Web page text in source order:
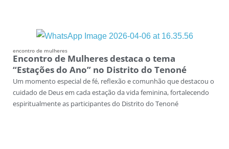
encontro de mulheres
Encontro de Mulheres destaca o tema
“Estações do Ano” no Distrito do Tenoné
Um momento especial de fé, reflexão e comunhão que destacou o
cuidado de Deus em cada estação da vida feminina, fortalecendo
espiritualmente as participantes do Distrito do Tenoné